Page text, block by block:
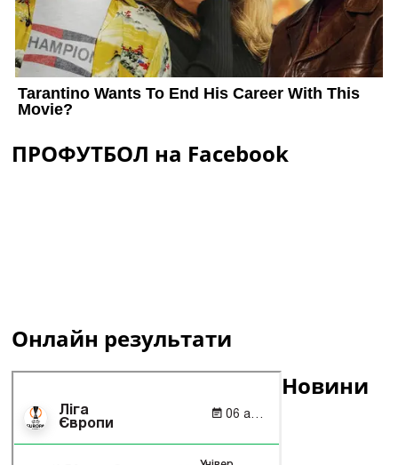
ПРОФУТБОЛ на Facebook
Онлайн результати
Новини